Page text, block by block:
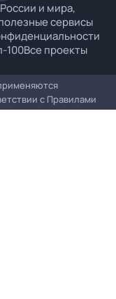
и мира,
сервисы
100Все проекты
с Правилами